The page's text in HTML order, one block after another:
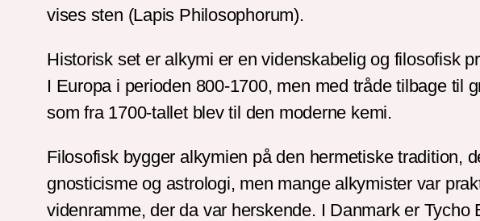
vises sten (Lapis Philosophorum).
Historisk set er alkymi er en videnskabelig og filosofisk
I Europa i perioden 800-1700, men med tråde tilbage
som fra 1700-tallet blev til den moderne kemi.
Filosofisk bygger alkymien på den hermetiske tradition,
gnosticisme og astrologi, men mange alkymister var
videnramme, der da var herskende. I Danmark er